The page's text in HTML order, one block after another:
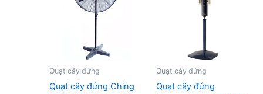
Quạt cây đứng
Quạt cây đứng Ching
Quạt cây đứng
Quạt cây đứng